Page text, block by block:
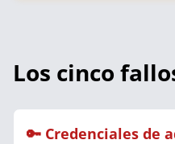
Los cinco
🔑 Credenciales de